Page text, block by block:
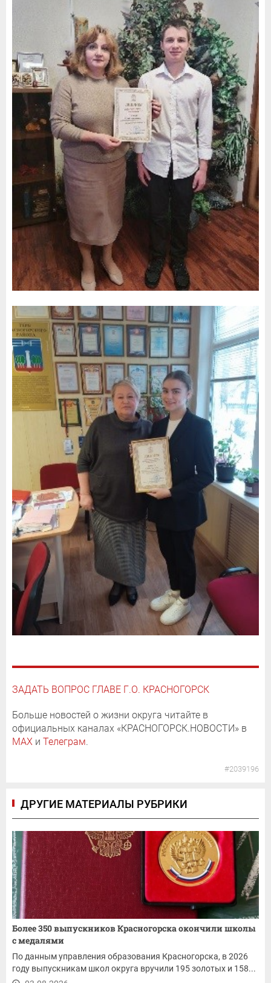
ЗАДАТЬ ВОПРОС ГЛАВЕ Г.О. КРАСНОГОРСК
Больше новостей о жизни округа читайте в
официальных каналах «КРАСНОГОРСК.НОВОСТИ» в
MAX и Телеграм.
#2039196
ДРУГИЕ МАТЕРИАЛЫ РУБРИКИ
Более 350 выпускников Красногорска окончили школы
с медалями
По данным управления образования Красногорска, в 2026
году выпускникам школ округа вручили 195 золотых и 158...